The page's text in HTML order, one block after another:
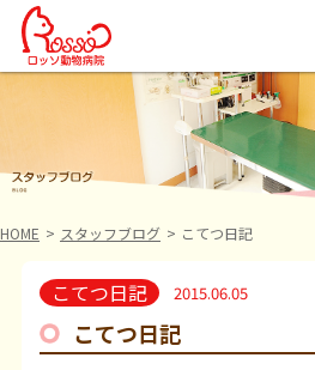
HOME スタッフブログ こてつ日記
こてつ日記 2015.06.05
こてつ日記